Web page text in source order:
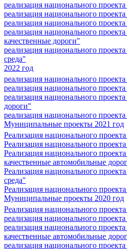
реализация национального
реализация национального
реализация национального
реализация национального
качественные дороги"
реализация национального
среда"
2022 год
реализация национального
реализация национального
реализация национального
дороги"
реализация национального
Муниципальные проекты 2021 год
Реализация национального
Реализация национального
Реализация национального
качественные автомобильные
Реализация национального
среда"
Реализация национального
Муниципальные проекты 2020 год
Реализация национального
реализация национального
реализация национального
качественные автомобильные
реализация национального